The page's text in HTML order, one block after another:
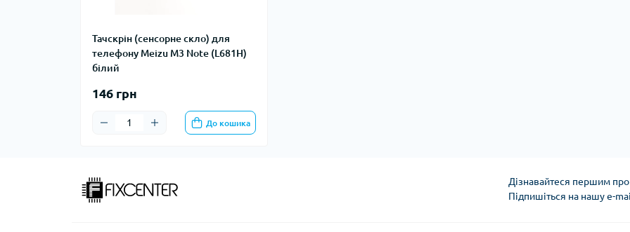
Тачскрін (сенсорне скло) для
телефону Meizu M3 Note (L681H)
білий
146 грн
До кошика
Дізнавайтеся першим про
Підпишіться на нашу e-